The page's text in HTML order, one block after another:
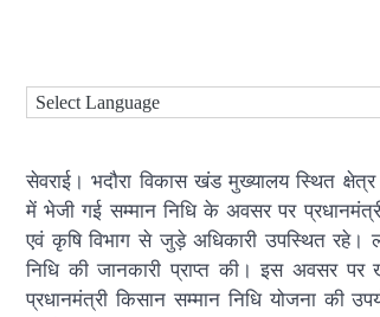
सेवराई। भदौरा विकास खंड मुख्यालय स्थित
में भेजी गई सम्मान निधि के अवसर पर
एवं कृषि विभाग से जुड़े अधिकारी उपस्थित रहे।
निधि की जानकारी प्राप्त की। इस अवसर
प्रधानमंत्री किसान सम्मान निधि योजना की